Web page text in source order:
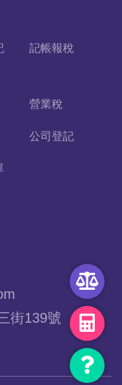
記帳報稅
營業稅
公司登記
街139號